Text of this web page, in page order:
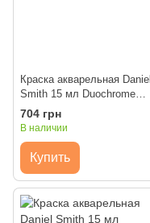
Краска акварельная Daniel
Smith 15 мл Duochrome
Cactus Flower
704 грн
В наличии
Купить